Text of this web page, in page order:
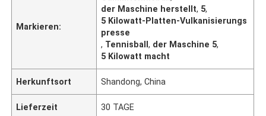
Markieren:
der Maschine herstellt, 5,
5 Kilowatt-Platten-Vulkanisierungs
presse
, Tennisball, der Maschine 5,
5 Kilowatt macht
Herkunftsort Shandong, China
Lieferzeit 30 TAGE